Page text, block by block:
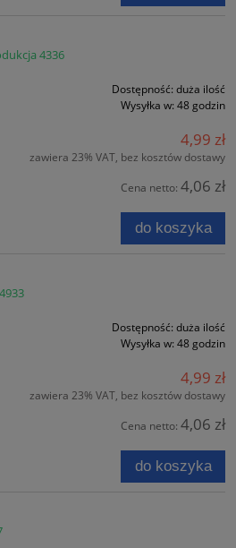
4336
Dostępność: duża ilość
Wysyłka w: 48 godzin
4,99 zł
zawiera 23% VAT, bez kosztów dostawy
Cena netto: 4,06 zł
do koszyka
Dostępność: duża ilość
Wysyłka w: 48 godzin
4,99 zł
zawiera 23% VAT, bez kosztów dostawy
Cena netto: 4,06 zł
do koszyka